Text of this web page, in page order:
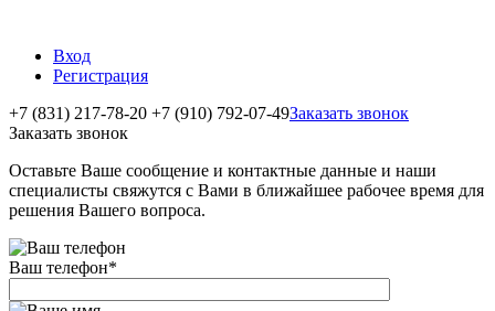
Вход
Регистрация
+7 (831) 217-78-20 +7 (910) 792-07-49Заказать звонок
Заказать звонок
Оставьте Ваше сообщение и контактные данные и наши
специалисты свяжутся с Вами в ближайшее рабочее время для
решения Вашего вопроса.
Ваш телефон*